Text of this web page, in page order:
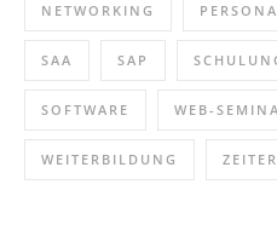
NETWORKING
SAA SAP
SOFTWARE WEB-
WEITERBILDUNG